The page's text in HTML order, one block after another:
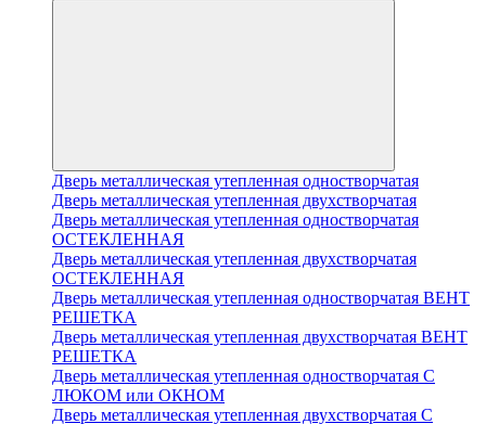
Дверь металлическая утепленная одностворчатая
Дверь металлическая утепленная двухстворчатая
Дверь металлическая утепленная одностворчатая
ОСТЕКЛЕННАЯ
Дверь металлическая утепленная двухстворчатая
ОСТЕКЛЕННАЯ
Дверь металлическая утепленная одностворчатая ВЕНТ
РЕШЕТКА
Дверь металлическая утепленная двухстворчатая ВЕНТ
РЕШЕТКА
Дверь металлическая утепленная одностворчатая С
ЛЮКОМ или ОКНОМ
Дверь металлическая утепленная двухстворчатая С